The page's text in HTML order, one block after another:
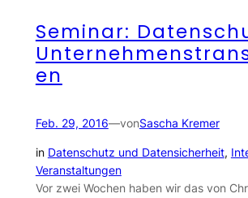
Seminar:
en
Feb. 29, 2016—vonSascha Kremer
in Datenschutz und Datensicherheit,
Veranstaltungen
Vor zwei Wochen haben wir das von